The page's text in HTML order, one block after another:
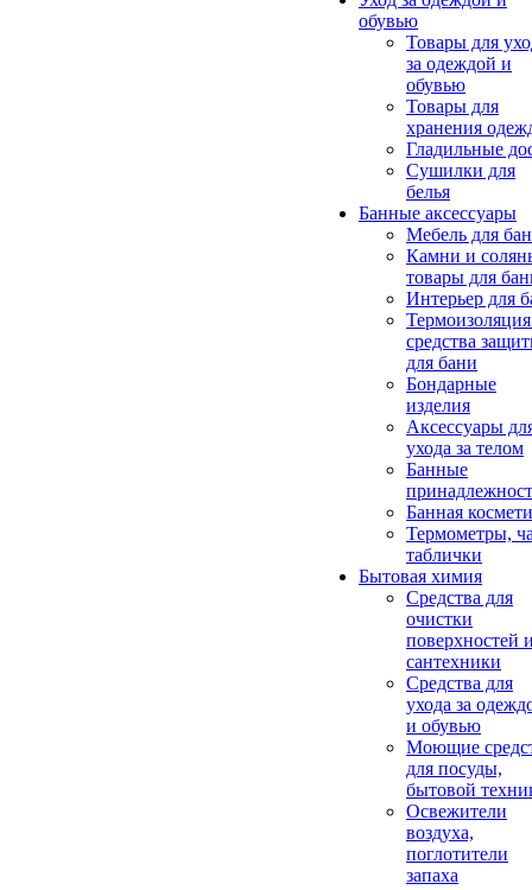
обувью
Товары для
за одеждой и
обувью
Товары для
хранения
Гладильные
Сушилки для
белья
Банные аксессуары
Мебель для
Камни и
товары для
Интерьер для
средства
для бани
Бондарные
изделия
Аксеcсуары
ухода за телом
Банные
Банная
Термометры,
таблички
Бытовая химия
Средства для
очистки
поверхностей
сантехники
Средства для
ухода за
и обувью
Моющие
для посуды,
бытовой
Освежители
воздуха,
поглотители
запаха